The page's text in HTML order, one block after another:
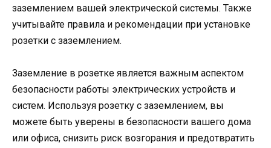
заземлением вашей электрической системы. Также
учитывайте правила и рекомендации при установке
розетки с заземлением.
Заземление в розетке является важным аспектом
безопасности работы электрических устройств и
систем. Используя розетку с заземлением, вы
можете быть уверены в безопасности вашего дома
или офиса, снизить риск возгорания и предотвратить